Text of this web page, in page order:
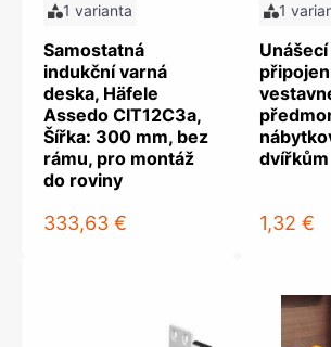
1 varianta
Samostatná
indukční varná
deska, Häfele
Assedo CIT12C3a,
Šířka: 300 mm, bez
rámu, pro montáž
do roviny
333,63 €
1
dvířkům
1,32 €